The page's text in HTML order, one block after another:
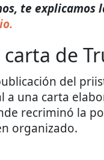
te explicamos
de
del
a una carta
recriminó la
organizado.